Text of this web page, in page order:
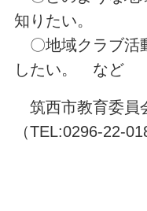
知りたい。
〇地域クラブ活
したい。 など
筑西市教育委員
（TEL:0296-22-